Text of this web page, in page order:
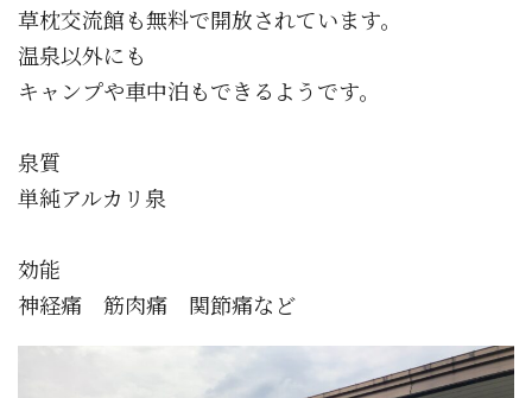
草枕交流館も無料で開放されています。
温泉以外にも
キャンプや車中泊もできるようです。
泉質
単純アルカリ泉
効能
神経痛 筋肉痛 関節痛など